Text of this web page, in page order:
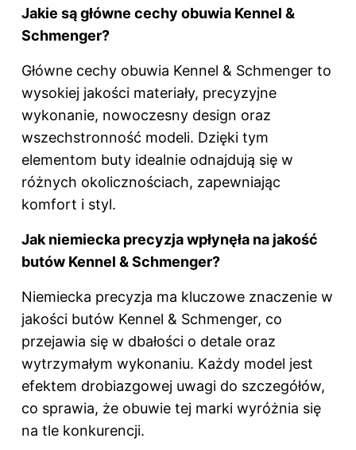
Jakie są główne cechy obuwia Kennel &
Schmenger?
Główne cechy obuwia Kennel & Schmenger to
wysokiej jakości materiały, precyzyjne
wykonanie, nowoczesny design oraz
wszechstronność modeli. Dzięki tym
elementom buty idealnie odnajdują się w
różnych okolicznościach, zapewniając
komfort i styl.
Jak niemiecka precyzja wpłynęła na jakość
butów Kennel & Schmenger?
Niemiecka precyzja ma kluczowe znaczenie w
jakości butów Kennel & Schmenger, co
przejawia się w dbałości o detale oraz
wytrzymałym wykonaniu. Każdy model jest
efektem drobiazgowej uwagi do szczegółów,
co sprawia, że obuwie tej marki wyróżnia się
na tle konkurencji.